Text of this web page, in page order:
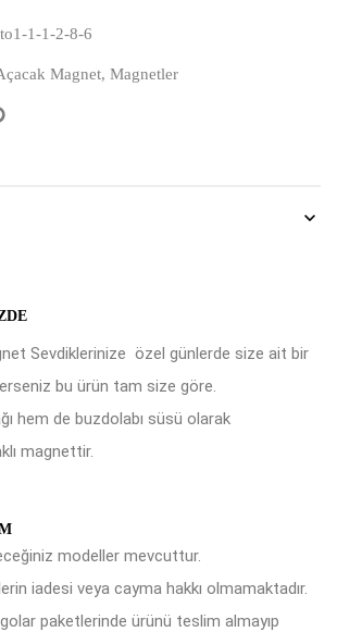
1-1-2-8-6
Magnet, Magnetler
Sevdiklerinize özel günlerde size ait bir
bu ürün tam size göre.
hem de buzdolabı süsü olarak
magnettir.
modeller mevcuttur.
iadesi veya cayma hakkı olmamaktadır.
paketlerinde ürünü teslim almayıp